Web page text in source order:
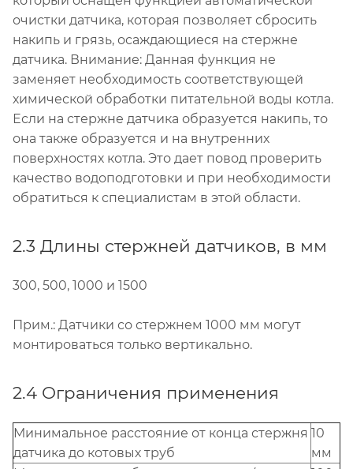
очистки датчика, которая позволяет сбросить
накипь и грязь, осаждающиеся на стержне
датчика. Внимание: Данная функция не
заменяет необходимость соответствующей
химической обработки питательной воды котла.
Если на стержне датчика образуется накипь, то
она также образуется и на внутренних
поверхностях котла. Это дает повод проверить
качество водоподготовки и при необходимости
обратиться к специалистам в этой области.
2.3 Длины стержней датчиков, в мм
300, 500, 1000 и 1500
Прим.: Датчики со стержнем 1000 мм могут
монтироваться только вертикально.
2.4 Ограничения применения
Минимальное расстояние от конца стержня
датчика до котовых труб
10
мм